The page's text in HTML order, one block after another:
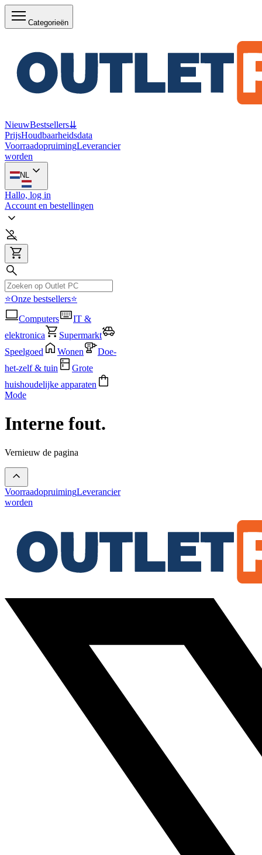
Categorieën
NieuwBestsellers⇊
PrijsHoudbaarheidsdata
VoorraadopruimingLeverancier
worden
NL
Hallo, log in
Account en bestellingen
⭐Onze bestsellers⭐
Computers
IT &
elektronica
Supermarkt
Speelgoed
Wonen
Doe-
het-zelf & tuin
Grote
huishoudelijke apparaten
Mode
Interne fout.
Vernieuw de pagina
VoorraadopruimingLeverancier
worden